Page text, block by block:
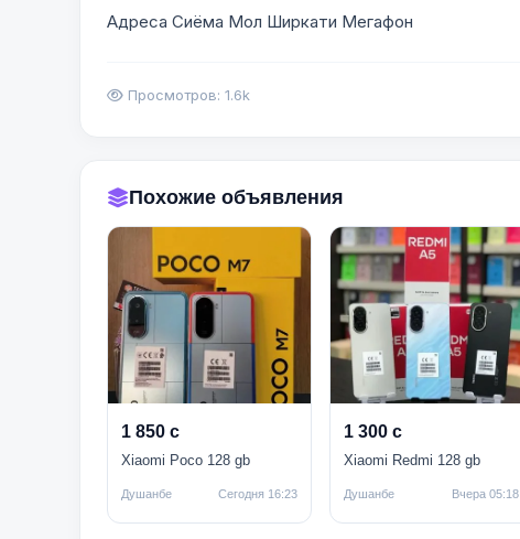
Адреса Сиёма Мол Ширкати Мегафон
Просмотров: 1.6k
Похожие объявления
1 850 с
Xiaomi Poco 128 gb
Душанбе Сегодня 16:23
1 300 с
Xiaomi Redmi 128 gb
Душанбе Вчера 05:18